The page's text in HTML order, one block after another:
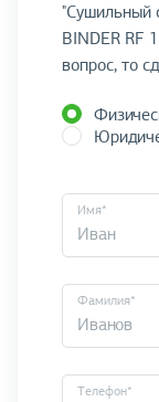
"Сушильный
BINDER RF
вопрос, то
Имя*
Фамилия*
Телефон*